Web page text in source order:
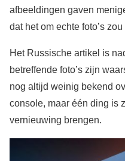
afbeeldingen gaven
dat het om echte foto’s zou
Het Russische artikel is
betreffende foto’s zijn
nog altijd weinig bekend
console, maar één ding is
vernieuwing brengen.